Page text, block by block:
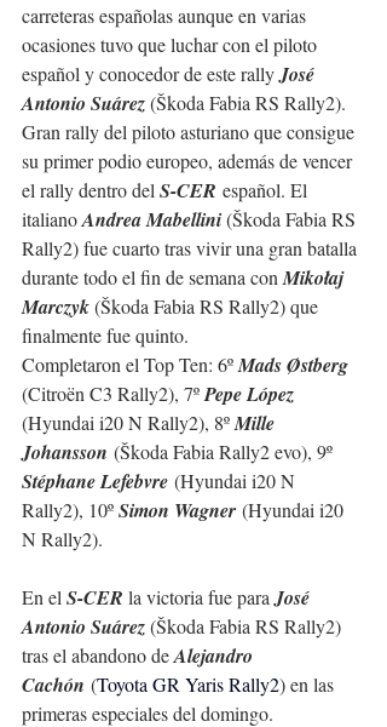
carreteras españolas aunque en varias
ocasiones tuvo que luchar con el piloto
español y conocedor de este rally José
Antonio Suárez (Škoda Fabia RS Rally2).
Gran rally del piloto asturiano que consigue
su primer podio europeo, además de vencer
el rally dentro del S-CER español. El
italiano Andrea Mabellini (Škoda Fabia RS
Rally2) fue cuarto tras vivir una gran batalla
durante todo el fin de semana con Mikołaj
Marczyk (Škoda Fabia RS Rally2) que
finalmente fue quinto.
Completaron el Top Ten: 6º Mads Østberg
(Citroën C3 Rally2), 7º Pepe López
(Hyundai i20 N Rally2), 8º Mille
Johansson (Škoda Fabia Rally2 evo), 9º
Stéphane Lefebvre (Hyundai i20 N
Rally2), 10º Simon Wagner (Hyundai i20
N Rally2).
En el S-CER la victoria fue para José
Antonio Suárez (Škoda Fabia RS Rally2)
tras el abandono de Alejandro
Cachón (Toyota GR Yaris Rally2) en las
primeras especiales del domingo.